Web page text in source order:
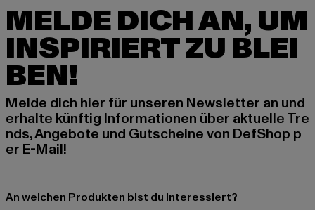
MELDE DICH AN, UM
INSPIRIERT ZU BLEI
BEN!
Melde dich hier für unseren Newsletter an und
erhalte künftig Informationen über aktuelle Tre
nds, Angebote und Gutscheine von DefShop p
er E-Mail!
An welchen Produkten bist du interessiert?